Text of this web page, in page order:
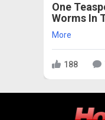
One
Worms In
More
188